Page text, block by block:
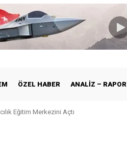
ÖZEL HABER ANALIZ – RAPOR
Eğitim Merkezini Açtı